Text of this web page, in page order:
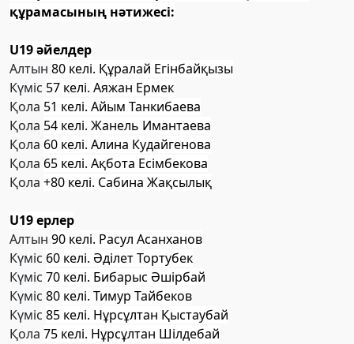
құрамасының нәтижесі:
U19 әйелдер
Алтын 80 келі. Құралай Егінбайқызы
Күміс 57 келі. Аяжан Ермек
Қола 51 келі. Айым Танкибаева
Қола 54 келі. Жанель Имантаева
Қола 60 келі. Алина Кудайгенова
Қола 65 келі. Ақбота Есімбекова
Қола +80 келі. Сабина Жақсылық
U19 ерлер
Алтын 90 келі. Расул Асанханов
Күміс 60 келі. Әділет Тортубек
Күміс 70 келі. Бибарыс Әшірбай
Күміс 80 келі. Тимур Тайбеков
Күміс 85 келі. Нұрсұлтан Қыстаубай
Қола 75 келі. Нұрсұлтан Шілдебай